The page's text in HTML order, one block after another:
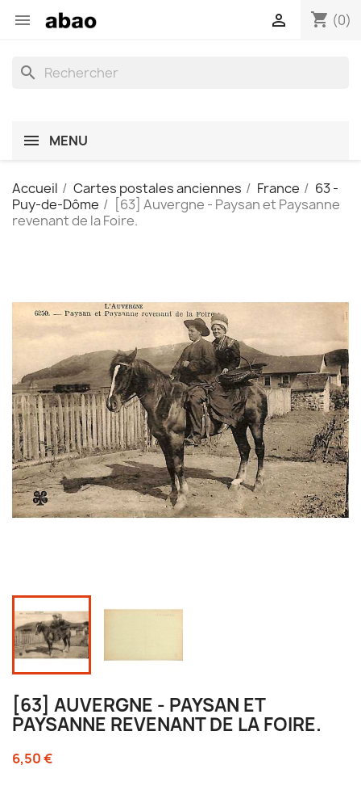
 shopping_cart (0)

search
MENU
Accueil Cartes postales anciennes France
63 -
Puy-de-Dôme
[63] Auvergne - Paysan et Paysanne
revenant de la Foire.
[63] AUVERGNE - PAYSAN ET
PAYSANNE REVENANT DE LA FOIRE.
6,50 €